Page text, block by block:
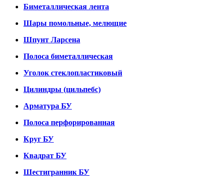
Биметаллическая лента
Шары помольные, мелющие
Шпунт Ларсена
Полоса биметаллическая
Уголок стеклопластиковый
Цилиндры (цильпебс)
Арматура БУ
Полоса перфорированная
Круг БУ
Квадрат БУ
Шестигранник БУ